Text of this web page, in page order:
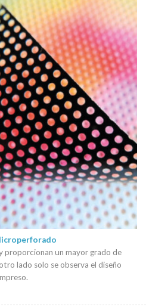
proporcionan un mayor grado de
lado solo se observa el diseño